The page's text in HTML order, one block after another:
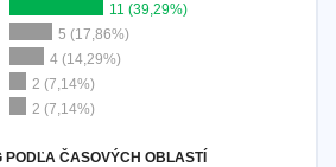
11 (39,29%)
5 (17,86%)
4 (14,29%)
2 (7,14%)
2 (7,14%)
PODĽA ČASOVÝCH OBLASTÍ